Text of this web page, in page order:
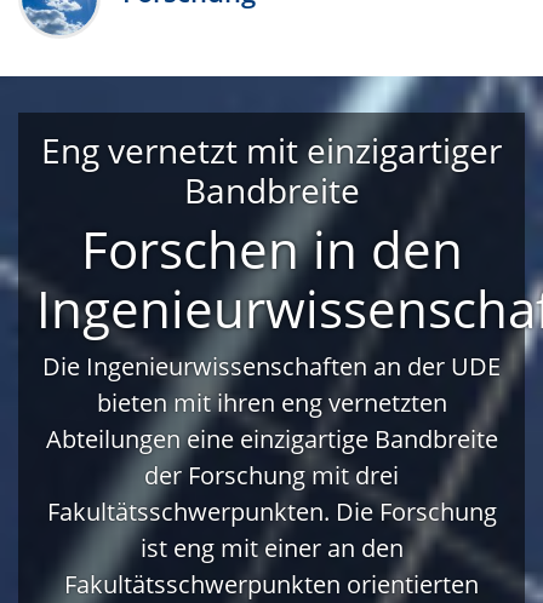
Eng vernetzt mit einzigartiger
Bandbreite
Forschen in den
Die Ingenieurwissenschaften an der UDE
bieten mit ihren eng vernetzten
Abteilungen eine einzigartige Bandbreite
der Forschung mit drei
Fakultätsschwerpunkten. Die Forschung
ist eng mit einer an den
Fakultätsschwerpunkten orientierten